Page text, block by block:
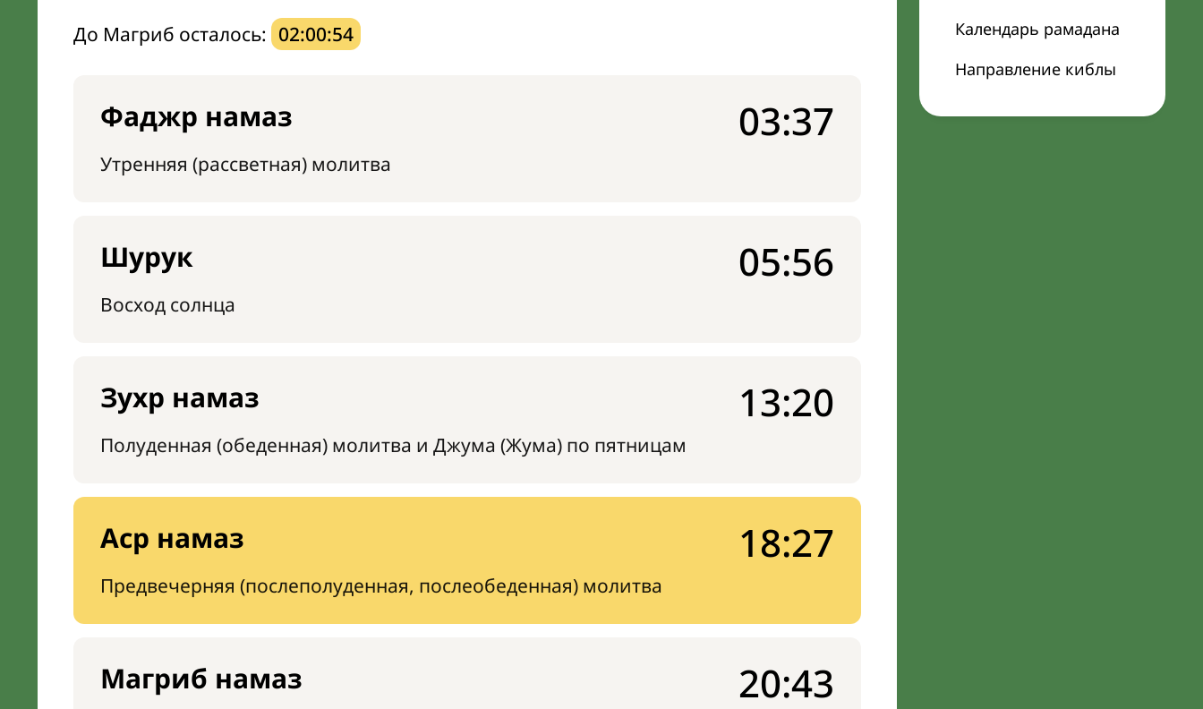
Календарь рамадана
Направление киблы
До Магриб осталось: 02:00:53
Фаджр намаз
Утренняя (рассветная) молитва
03:37
Шурук
Восход солнца
05:56
Зухр намаз
Полуденная (обеденная) молитва и Джума (Жума) по пятницам
13:20
Аср намаз
Предвечерняя (послеполуденная, послеобеденная) молитва
18:27
Магриб намаз 20:43